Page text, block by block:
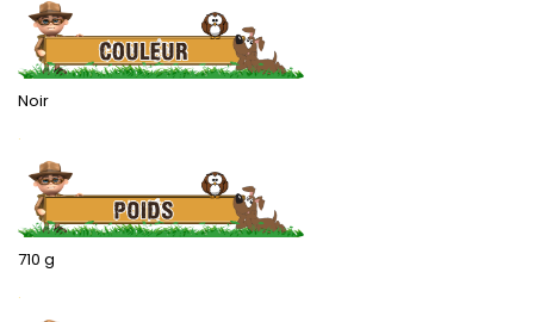
Noir
.
710 g
.